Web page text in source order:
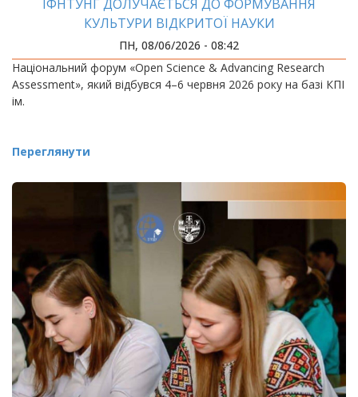
ІФНТУНГ ДОЛУЧАЄТЬСЯ ДО ФОРМУВАННЯ
КУЛЬТУРИ ВІДКРИТОЇ НАУКИ
ПН, 08/06/2026 - 08:42
Національний форум «Open Science & Advancing Research
Assessment», який відбувся 4–6 червня 2026 року на базі КПІ
ім.
Переглянути